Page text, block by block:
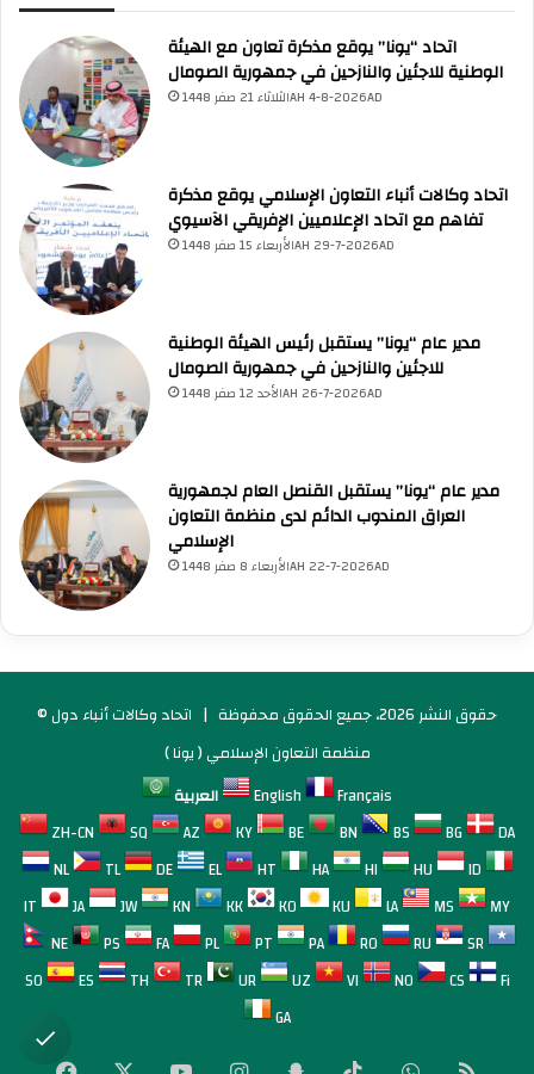
اتحاد “يونا” يوقع مذكرة تعاون مع الهيئة
الوطنية للاجئين والنازحين في جمهورية الصومال
الثلاثاء 21 صفر 1448AH 4-8-2026AD
اتحاد وكالات أنباء التعاون الإسلامي يوقع مذكرة
تفاهم مع اتحاد الإعلاميين الإفريقي الآسيوي
الأربعاء 15 صفر 1448AH 29-7-2026AD
مدير عام “يونا” يستقبل رئيس الهيئة الوطنية
للاجئين والنازحين في جمهورية الصومال
الأحد 12 صفر 1448AH 26-7-2026AD
مدير عام “يونا” يستقبل القنصل العام لجمهورية
العراق المندوب الدائم لدى منظمة التعاون
الإسلامي
الأربعاء 8 صفر 1448AH 22-7-2026AD
© حقوق النشر 2026، جميع الحقوق محفوظة |
اتحاد وكالات أنباء دول
منظمة التعاون الإسلامي ( يونا )
العربية
English
Français
ZH-CN
SQ AZ KY BE BN BS BG
DA
NL
TL DE EL HT HA HI HU
ID
IT
JA JW KN KK KO KU LA MS
MY
NE
PS FA PL PT PA RO RU
SR
SO
ES TH TR UR UZ VI NO CS
Fi
GA